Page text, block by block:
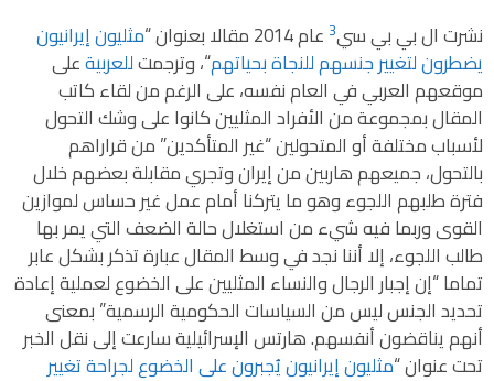
نشرت ال بي بي سي3 عام 2014 مقالا بعنوان “ مثليون إيرانيون
يضطرون لتغيير جنسهم للنجاة بحياتهم“، وترجمتللعربيةعلى
موقعهم العربي في العام نفسه، على الرغم من لقاء كاتب
المقال بمجموعة من الأفراد المثليين كانوا على وشك التحول
لأسباب مختلفة أو المتحولين “غير المتأكدين” من قراراهم
بالتحول، جميعهم هاربين من إيران وتجري مقابلة بعضهم خلال
فترة طلبهم اللجوء وهو ما يتركنا أمام عمل غير حساس لموازين
القوى وربما فيه شيء من استغلال حالة الضعف التي يمر بها
طالب اللجوء، إلا أننا نجد في وسط المقال عبارة تذكر بشكل عابر
تماما “إن إجبار الرجال والنساء المثليين على الخضوع لعملية إعادة
تحديد الجنس ليس من السياسات الحكومية الرسمية” بمعنى
أنهم يناقضون أنفسهم. هارتس الإسرائيلية سارعت إلى نقل الخبر
تحت عنوان “مثليون إيرانيون يُجبرون على الخضوع لجراحة تغيير